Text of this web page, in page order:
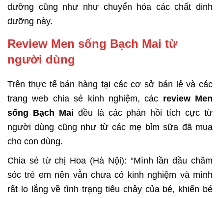
dưỡng cũng như như chuyển hóa các chất dinh
dưỡng này.
Review Men sống Bạch Mai từ
người dùng
Trên thực tế bán hàng tại các cơ sở bán lẻ và các
trang web chia sẻ kinh nghiệm, các review Men
sống Bạch Mai đều là các phản hồi tích cực từ
người dùng cũng như từ các mẹ bỉm sữa đã mua
cho con dùng.
Chia sẻ từ chị Hoa (Hà Nội): “Mình lần đầu chăm
sóc trẻ em nên vẫn chưa có kinh nghiệm và mình
rất lo lắng về tình trạng tiêu chảy của bé, khiến bé